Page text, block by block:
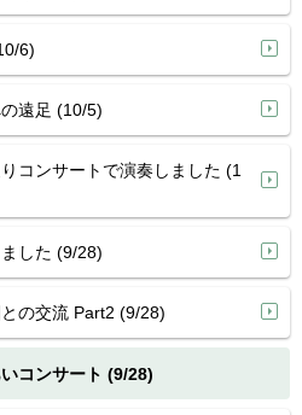
6)
遠足 (10/5)
コンサートで演奏しました (1
した (9/28)
の交流 Part2 (9/28)
コンサート (9/28)